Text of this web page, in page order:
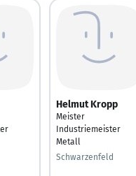
Helmut Kropp
Meister
Industriemeister
Metall
Schwarzenfeld